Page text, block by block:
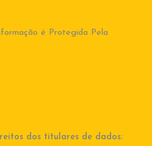
é Protegida Pela
dos titulares de dados: